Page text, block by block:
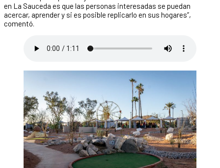
en La Sauceda es que las personas interesadas se puedan
acercar, aprender y si es posible replicarlo en sus hogares”,
comentó.